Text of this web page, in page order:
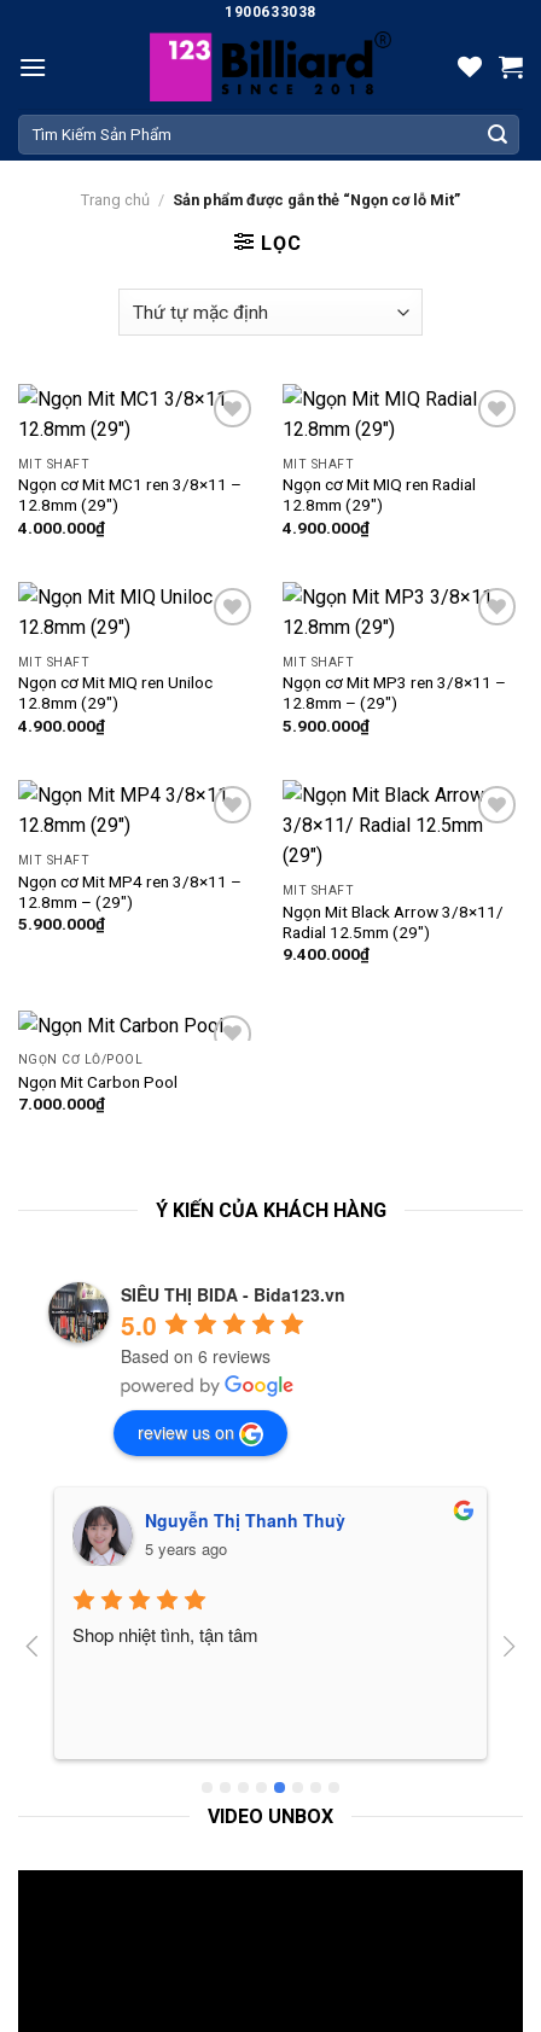
content
1900633038
Tìm
kiếm:
Trang chủ / Sản phẩm được gắn thẻ “Ngọn cơ lỗ Mit”
LỌC
wishlist
MIT SHAFT
Ngọn cơ Mit MC1 ren 3/8×11 –
12.8mm (29″)
4.000.000₫
wishlist
MIT SHAFT
Ngọn cơ Mit MIQ ren Radial
12.8mm (29″)
4.900.000₫
wishlist
MIT SHAFT
Ngọn cơ Mit MIQ ren Uniloc
12.8mm (29″)
4.900.000₫
wishlist
MIT SHAFT
Ngọn cơ Mit MP3 ren 3/8×11 –
12.8mm – (29″)
5.900.000₫
wishlist
MIT SHAFT
Ngọn cơ Mit MP4 ren 3/8×11 –
12.8mm – (29″)
5.900.000₫
MIT SHAFT
Ngọn Mit Black Arrow 3/8×11/
Radial 12.5mm (29″)
9.400.000₫
NGỌN CƠ LỖ/POOL
Ngọn Mit Carbon Pool
7.000.000₫
Ý KIẾN CỦA KHÁCH HÀNG
SIÊU THỊ BIDA - Bida123.vn
5.0
Based on 6 reviews
review us on
Nguyễn Thị Thanh Thuỳ
5 years ago
Shop nhiệt tình, tận tâm
VIDEO UNBOX